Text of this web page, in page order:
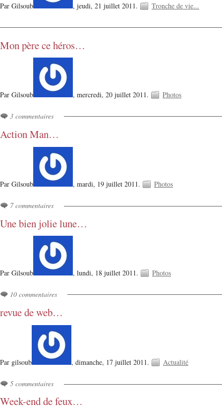
Par Gilsoub , jeudi, 21 juillet 2011. Tronche de vie...
Mon père ce héros…
Par Gilsoub , mercredi, 20 juillet 2011. Photos
3 commentaires
Action Man…
Par Gilsoub , mardi, 19 juillet 2011. Photos
7 commentaires
Une bien jolie lune…
Par Gilsoub , lundi, 18 juillet 2011. Photos
10 commentaires
revue de web…
Par gilsoub , dimanche, 17 juillet 2011. Actualité
5 commentaires
Week-end de feux…